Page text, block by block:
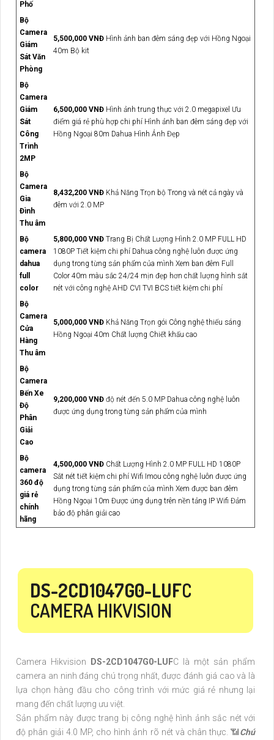
Phố
Bộ
Camera
Giám
Sát Văn
Phòng
5,500,000 VNĐ Hình ảnh ban đêm sáng đẹp với Hồng Ngoại
40m Bộ kit
Bộ
Camera
Giám
Sát
Công
Trình
2MP
6,500,000 VNĐ Hình ảnh trung thực với 2.0 megapixel Ưu
điểm giá rẻ phù hợp chi phí Hình ảnh ban đêm sáng đẹp với
Hồng Ngoại 80m Dahua Hình Ảnh Đẹp
Bộ
Camera
Gia
Đình
Thu âm
8,432,200 VNĐ Khả Năng Trọn bộ Trong và nét cả ngày và
đêm với 2.0 MP
Bộ
camera
dahua
full
color
5,800,000 VNĐ Trang Bị Chất Lượng Hình 2.0 MP FULL HD
1080P Tiết kiệm chi phí Dahua công nghệ luôn được ứng
dụng trong từng sản phẩm của mình Xem ban đêm Full
Color 40m màu sắc 24/24 mịn đẹp hơn chất lượng hình sắt
nét với công nghệ AHD CVI TVI BCS tiết kiệm chi phí
Bộ
Camera
Cửa
Hàng
Thu âm
5,000,000 VNĐ Khả Năng Trọn gói Công nghệ thiếu sáng
Hồng Ngoại 40m Chất lượng Chiết khấu cao
Bộ
Camera
Bến Xe
Độ
Phân
Giải
Cao
9,200,000 VNĐ độ nét đến 5.0 MP Dahua công nghệ luôn
được ứng dụng trong từng sản phẩm của mình
Bộ
camera
360 độ
giá rẻ
chính
hãng
4,500,000 VNĐ Chất Lượng Hình 2.0 MP FULL HD 1080P
Sắt nét tiết kiệm chi phí Wifi Imou công nghệ luôn được ứng
dụng trong từng sản phẩm của mình Xem được ban đêm
Hồng Ngoại 10m Được ứng dụng trên nền tảng IP Wifi Đảm
bảo độ phân giải cao
DS-2CD1047G0-LUFC
CAMERA HIKVISION
Camera Hikvision DS-2CD1047G0-LUFC là một sản phẩm
camera an ninh đáng chú trọng nhất, được đánh giá cao và là
lựa chọn hàng đầu cho công trình với mức giá rẻ nhưng lại
mang đến chất lượng ưu việt.
Sản phẩm này được trang bị công nghệ hình ảnh sắc nét với
độ phân giải 4.0 MP, cho hình ảnh rõ nét và chân thực. 📶Chú